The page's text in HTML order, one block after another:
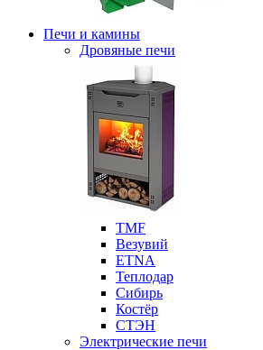
Печи и камины
Дровяные печи
ТМF
Везувий
ETNA
Теплодар
Сибирь
Костёр
СТЭН
Электрические печи